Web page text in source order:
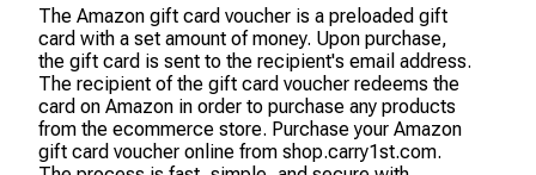
The Amazon gift card voucher is a preloaded gift
card with a set amount of money. Upon purchase,
the gift card is sent to the recipient's email address.
The recipient of the gift card voucher redeems the
card on Amazon in order to purchase any products
from the ecommerce store. Purchase your Amazon
gift card voucher online from shop.carry1st.com.